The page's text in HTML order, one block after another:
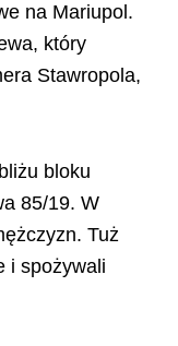
na Mariupol.
który
Stawropola,
bloku
85/19. W
Tuż
i spożywali